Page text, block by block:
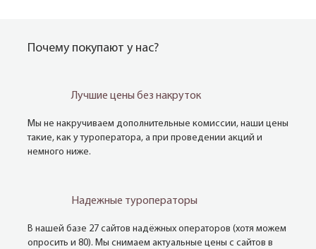
Почему покупают у нас?
Лучшие цены без накруток
Мы не накручиваем дополнительные комиссии, наши цены
такие, как у туроператора, а при проведении акций и
немного ниже.
Надежные туроператоры
В нашей базе 27 сайтов надёжных операторов (хотя можем
опросить и 80). Мы снимаем актуальные цены с сайтов в